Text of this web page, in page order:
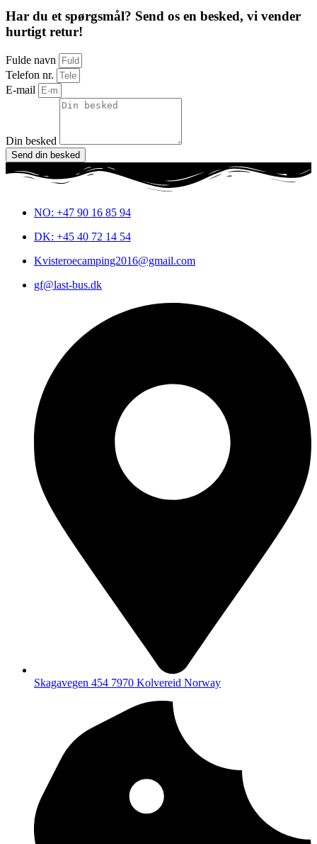
Har du et spørgsmål? Send os en besked, vi vender
hurtigt retur!
Fulde navn
Telefon nr.
E-mail
Din besked
Send din besked
NO: +47 90 16 85 94
DK: +45 40 72 14 54
Kvisteroecamping2016@gmail.com
gf@last-bus.dk
Skagavegen 454 7970 Kolvereid Norway